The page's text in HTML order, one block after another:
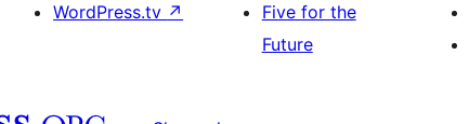
WordPress.tv ↗
Five for the
Future